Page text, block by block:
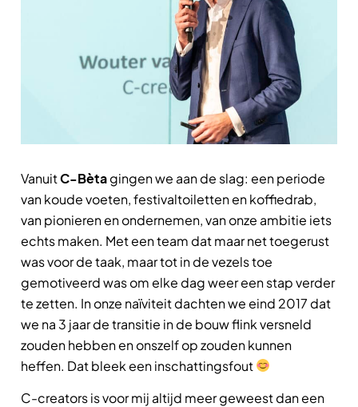
VanuitC-Bètagingen we aan de slag: een periode
van koude voeten, festivaltoiletten en koffiedrab,
van pionieren en ondernemen, van onze ambitie iets
echts maken. Met een team dat maar net toegerust
was voor de taak, maar tot in de vezels toe
gemotiveerd was om elke dag weer een stap verder
te zetten. In onze naïviteit dachten we eind 2017 dat
we na 3 jaar de transitie in de bouw flink versneld
zouden hebben en onszelf op zouden kunnen
heffen. Dat bleek een inschattingsfout
C-creators is voor mij altijd meer geweest dan een